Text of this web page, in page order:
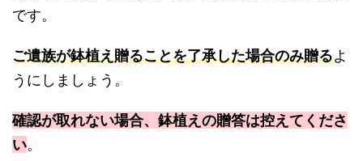
です。
ご遺族が鉢植え贈ることを了承した場合のみ贈るよ
うにしましょう。
確認が取れない場合、鉢植えの贈答は控えてくださ
い。